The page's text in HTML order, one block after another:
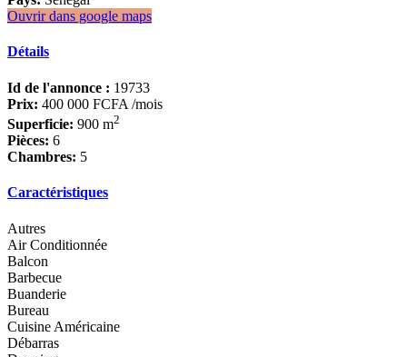
Ouvrir dans google maps
Détails
Id de l'annonce : 19733
Prix: 400 000 FCFA /mois
Superficie: 900 m2
Pièces: 6
Chambres: 5
Caractéristiques
Autres
Air Conditionnée
Balcon
Barbecue
Buanderie
Bureau
Cuisine Américaine
Débarras